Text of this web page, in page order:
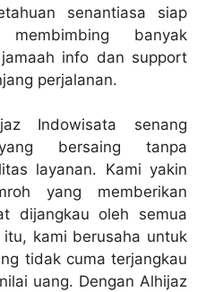
senantiasa siap
banyak
info dan support
perjalanan.
Indowisata senang
bersaing tanpa
layanan. Kami yakin
yang memberikan
dijangkau oleh semua
kami berusaha untuk
tidak cuma terjangkau
uang. Dengan Alhijaz